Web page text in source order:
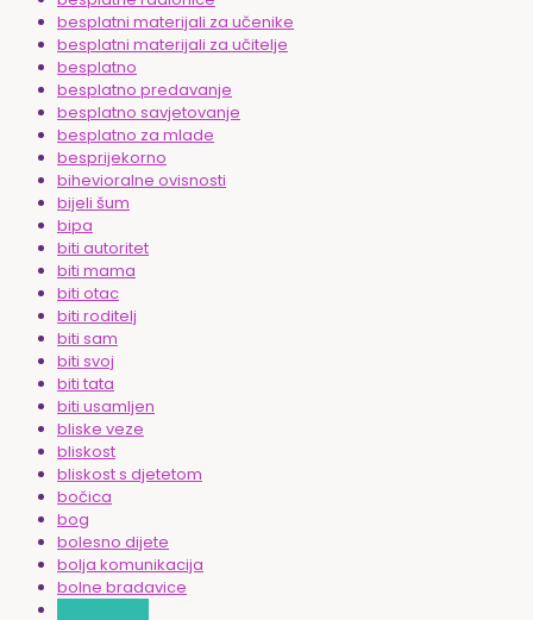
besplatni materijali za učenike
besplatni materijali za učitelje
besplatno
besplatno predavanje
besplatno savjetovanje
besplatno za mlade
besprijekorno
bihevioralne ovisnosti
bijeli šum
bipa
biti autoritet
biti mama
biti otac
biti roditelj
biti sam
biti svoj
biti tata
biti usamljen
bliske veze
bliskost
bliskost s djetetom
bočica
bog
bolesno dijete
bolja komunikacija
bolne bradavice